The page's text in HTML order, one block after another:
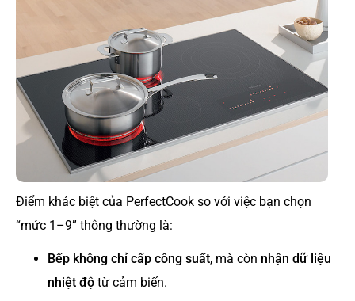
Điểm khác biệt của PerfectCook so với việc bạn chọn
“mức 1–9” thông thường là:
Bếp không chỉ cấp công suất, mà còn nhận dữ liệu
nhiệt độ từ cảm biến.